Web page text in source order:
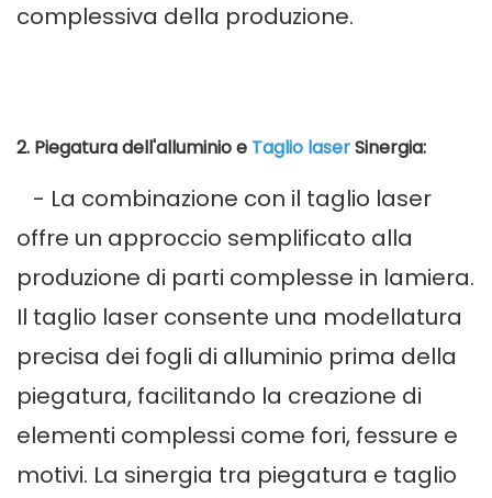
complessiva della produzione.
2. Piegatura dell'alluminio e Taglio laserSinergia:
- La combinazione con il taglio laser
offre un approccio semplificato alla
produzione di parti complesse in lamiera.
Il taglio laser consente una modellatura
precisa dei fogli di alluminio prima della
piegatura, facilitando la creazione di
elementi complessi come fori, fessure e
motivi. La sinergia tra piegatura e taglio